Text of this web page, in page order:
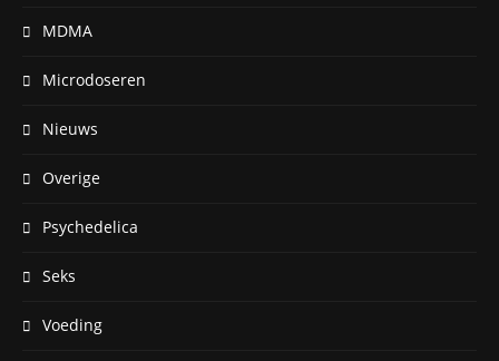
MDMA
Microdoseren
Nieuws
Overige
Psychedelica
Seks
Voeding